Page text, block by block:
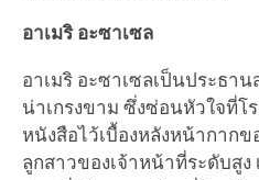
อาเมริ อะซาเซล
อาเมริ อะซาเซลเป็นประธา
น่าเกรงขาม ซึ่งซ่อนหัวใจที่
หนังสือไว้เบื้องหลังหน้ากาก
ลูกสาวของเจ้าหน้าที่ระดับสู